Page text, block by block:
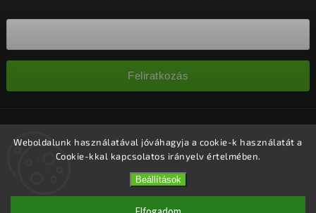
Weboldalunk használatával jóváhagyja a cookie-k használatát a
Cookie-kkal kapcsolatos irányelv értelmében.
Beállítások
Feliratkozás
fenntartva.
Süti beállítások szerkesztése
Shoptet| DesignShoptak.cz.